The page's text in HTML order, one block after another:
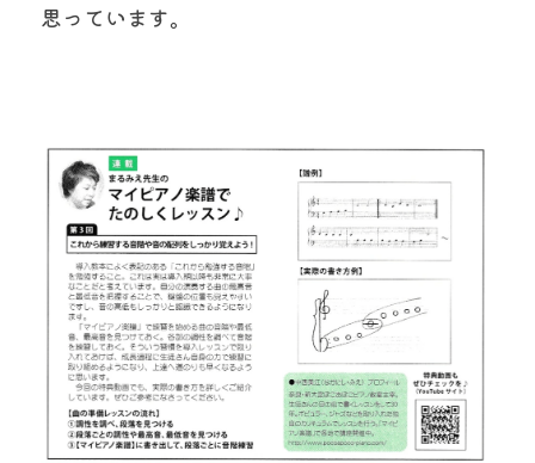
思っています。